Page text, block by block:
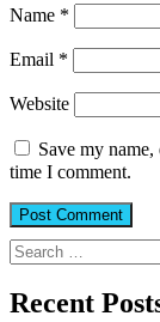
Name *
Email *
Website
Save my
time I comment.
Search
for:
Recent